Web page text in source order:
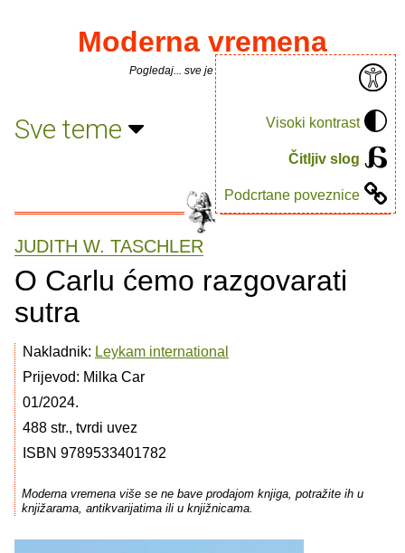
Visoki kontrast
Čitljiv slog
Podcrtane poveznice
Moderna vremena
Pogledaj... sve je puno knjiga.
Sve teme
JUDITH W. TASCHLER
O Carlu ćemo razgovarati
sutra
Nakladnik: Leykam international
Prijevod: Milka Car
01/2024.
488 str., tvrdi uvez
ISBN 9789533401782
Moderna vremena više se ne bave prodajom knjiga, potražite ih u
knjižarama, antikvarijatima ili u knjižnicama.